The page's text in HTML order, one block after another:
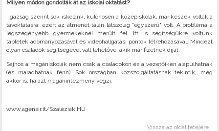
Milyen módon gondolták át az iskolai oktatást?
Igazság szerint sok iskolánk, különösen a középiskolák, már készek voltak a
távoktatásra, ezért az átmenet talán látszólag "egyszerű" volt. A probléma a
legszegényebb gyermekeknél merült fel. Itt is segítségükre voltunk
tabletek adományozásával és videohallgatási pontok létrehozásával. Mindezt
olyan családok segítségével vált lehetővé, akik már fizetnek díjat.
Sajnos a magániskolák nem csak a családokon és a vezetőiken alapulhatnak
(és maradhatnak fenn). Sok országban közszolgáltatásnak tekintik, még
akkor is, ha azt magánintézmény végzi.
www.agensir.it/Szaléziak.HU
Vissza az oldal tetejére